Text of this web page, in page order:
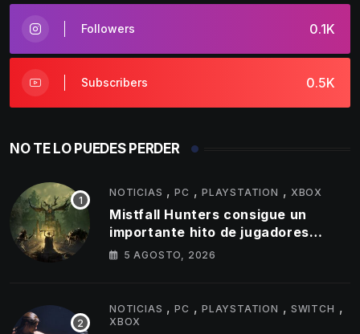
0.1K
Followers
0.5K
Subscribers
NO TE LO PUEDES PERDER
NOTICIAS ,PC ,PLAYSTATION , XBOX
Mistfall Hunters consigue un
importante hito de jugadores
simultáneos
5 AGOSTO, 2026
NOTICIAS ,PC ,PLAYSTATION , SWITCH ,
XBOX